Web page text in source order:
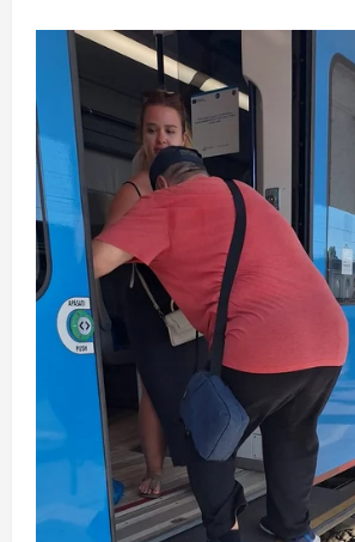
americane
avertizează
Putin
putea
testa
disponibilitatea
NATO
prin
incidente
limitate